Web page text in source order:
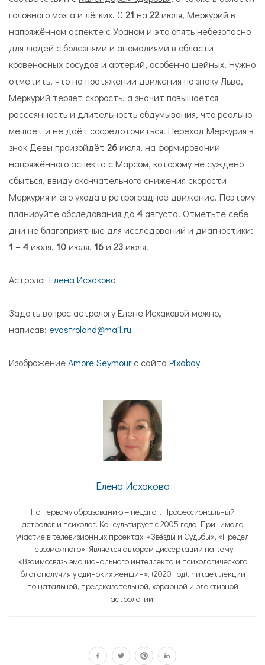
головного мозга и лёгких. С 21 на 22июля, Меркурий в
напряжённом аспекте с Ураном и это опять небезопасно
для людей с болезнями и аномалиями в области
кровеносных сосудов и артерий, особенно шейных. Нужно
отметить, что на протяжении движения по знаку Льва,
Меркурий теряет скорость, а значит повышается
рассеянность и длительность обдумывания, что реально
мешает и не даёт сосредоточиться. Переход Меркурия в
знак Девы произойдёт 26июля, на формировании
напряжённого аспекта с Марсом, которому не суждено
сбыться, ввиду окончательного снижения скорости
Меркурия и его ухода в ретроградное движение. Поэтому
планируйте обследования до 4 августа. Отметьте себе
дни не благоприятные для исследований и диагностики:
1 – 4июля, 10июля, 16и 23июля.
АстрологЕлена Исхакова
Задать вопрос астрологу Елене Исхаковой можно,
написав: evastroland@mail.ru
ИзображениеAmore Seymourс сайта Pixabay
Елена Исхакова
По первому образованию – педагог. Профессиональный
астролог и психолог. Консультирует с 2005 года. Принимала
участие в телевизионных проектах: «Звёзды и Судьбы», «Предел
невозможного». Является автором диссертации на тему:
«Взаимосвязь эмоционального интеллекта и психологического
благополучия у одиноких женщин». (2020 год). Читает лекции
по натальной, предсказательной, хорарной и элективной
астрологии.